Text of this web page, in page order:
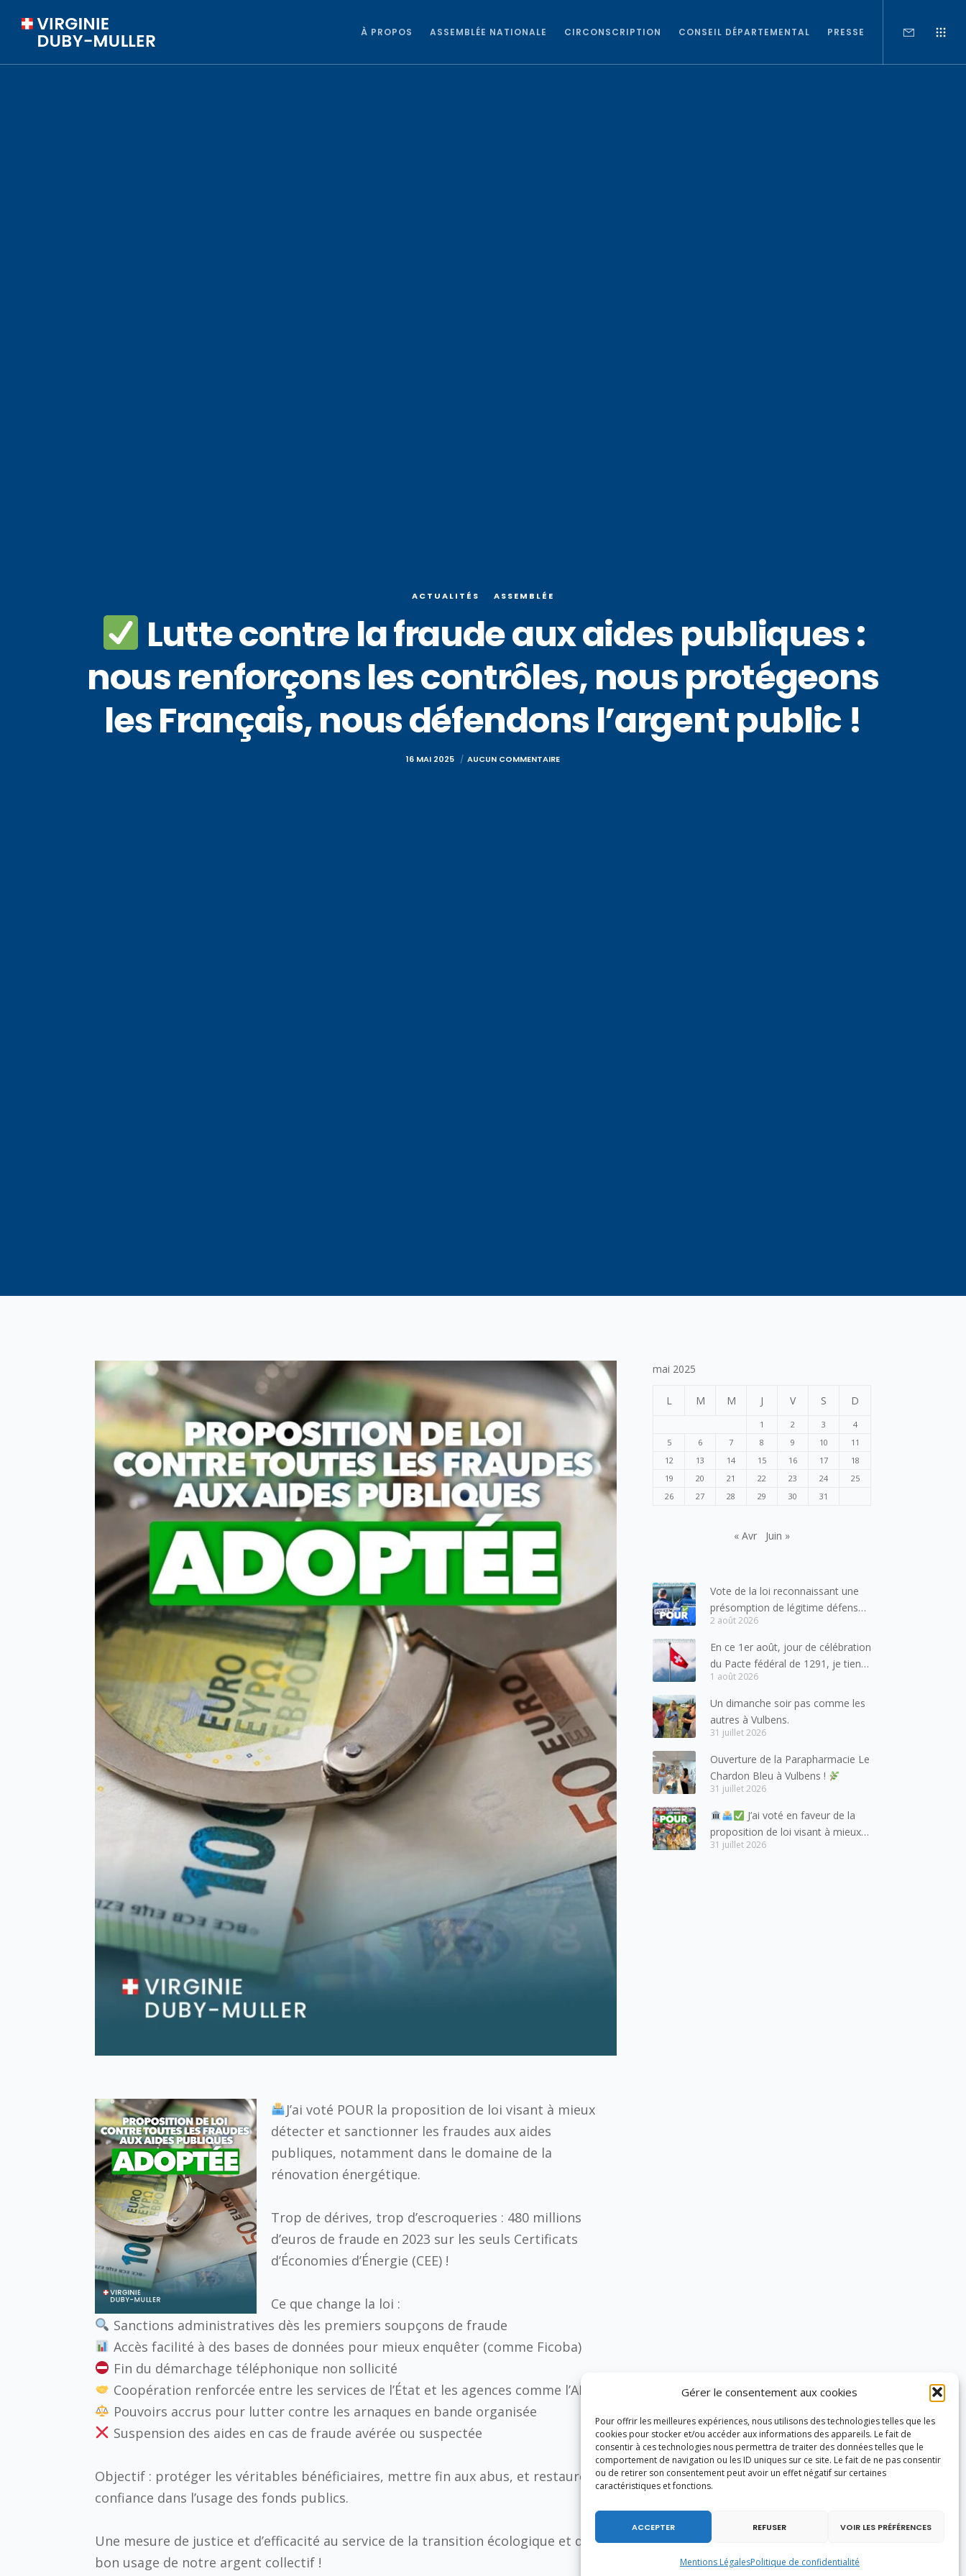
Gérer le consentement aux cookies
Pour offrir les meilleures expériences, nous utilisons des technologies telles que les
cookies pour stocker et/ou accéder aux informations des appareils. Le fait de
consentir à ces technologies nous permettra de traiter des données telles que le
comportement de navigation ou les ID uniques sur ce site. Le fait de ne pas consentir
ou de retirer son consentement peut avoir un effet négatif sur certaines
caractéristiques et fonctions.
ACCEPTER REFUSER VOIR LES PRÉFÉRENCES
Mentions LégalesPolitique de confidentialité
À PROPOS ASSEMBLÉE NATIONALE CIRCONSCRIPTION CONSEIL DÉPARTEMENTAL PRESSE
ACTUALITÉS ASSEMBLÉE
Lutte contre la fraude aux aides publiques :
nous renforçons les contrôles, nous protégeons
les Français, nous défendons l’argent public !
16 MAI 2025 AUCUN COMMENTAIRE
J’ai voté POUR la proposition de loi visant à mieux
détecter et sanctionner les fraudes aux aides
publiques, notamment dans le domaine de la
rénovation énergétique.
Trop de dérives, trop d’escroqueries : 480 millions
d’euros de fraude en 2023 sur les seuls Certificats
d’Économies d’Énergie (CEE) !
Ce que change la loi :
Sanctions administratives dès les premiers soupçons de fraude
Accès facilité à des bases de données pour mieux enquêter (comme Ficoba)
Fin du démarchage téléphonique non sollicité
Coopération renforcée entre les services de l’État et les agences comme l’ANAH
Pouvoirs accrus pour lutter contre les arnaques en bande organisée
Suspension des aides en cas de fraude avérée ou suspectée
Objectif : protéger les véritables bénéficiaires, mettre fin aux abus, et restaurer la
confiance dans l’usage des fonds publics.
Une mesure de justice et d’efficacité au service de la transition écologique et du
bon usage de notre argent collectif !
mai 2025
L M M J V S D
1 2 3
4
5
6 7 8 9 10
11
12
13 14 15 16 17
18
19
20 21 22 23 24
25
26
27 28 29 30 31
« Avr Juin »
Vote de la loi reconnaissant une
présomption de légitime défense
pour les forces de l’ordre
2 août 2026
En ce 1er août, jour de célébration
du Pacte fédéral de 1291, je tiens
à adresser mes meilleures
salutations à nos voisins et amis
suisses, et plus particulièrement
aux habitants du bassin genevois
lesquels la Haute-Savoie
entretient des liens étroits et
quotidiens.
1 août 2026
Un dimanche soir pas comme les
autres à Vulbens.
31 juillet 2026
Ouverture de la Parapharmacie Le
Chardon Bleu à Vulbens !
31 juillet 2026
J’ai voté en faveur de la
proposition de loi visant à mieux
protéger les mineurs des risques
31 juillet 2026